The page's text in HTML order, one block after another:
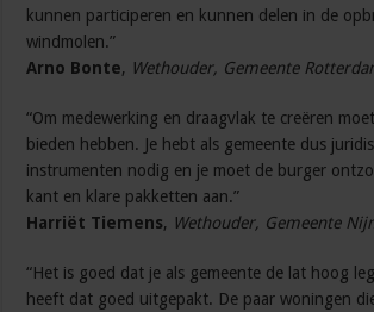
kunnen participeren en kunnen delen in de
windmolen.”
Arno Bonte, Wethouder, Gemeente
“Om medewerking en draagvlak te creëren
bieden hebben. Je hebt als gemeente dus
instrumenten nodig en je moet de burger
kant en klare pakketten aan.”
Harriët Tiemens, Wethouder, Gemeente
“Het is goed dat je als gemeente de lat hoog
heeft dat goed uitgepakt. De paar woningen